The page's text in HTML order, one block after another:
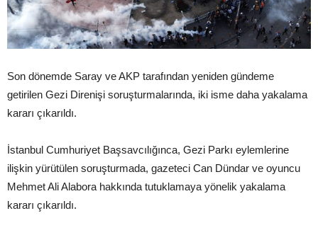
Son dönemde Saray ve AKP tarafından yeniden gündeme
getirilen Gezi Direnişi soruşturmalarında, iki isme daha yakalama
kararı çıkarıldı.
İstanbul Cumhuriyet Başsavcılığınca, Gezi Parkı eylemlerine
ilişkin yürütülen soruşturmada, gazeteci Can Dündar ve oyuncu
Mehmet Ali Alabora hakkında tutuklamaya yönelik yakalama
kararı çıkarıldı.